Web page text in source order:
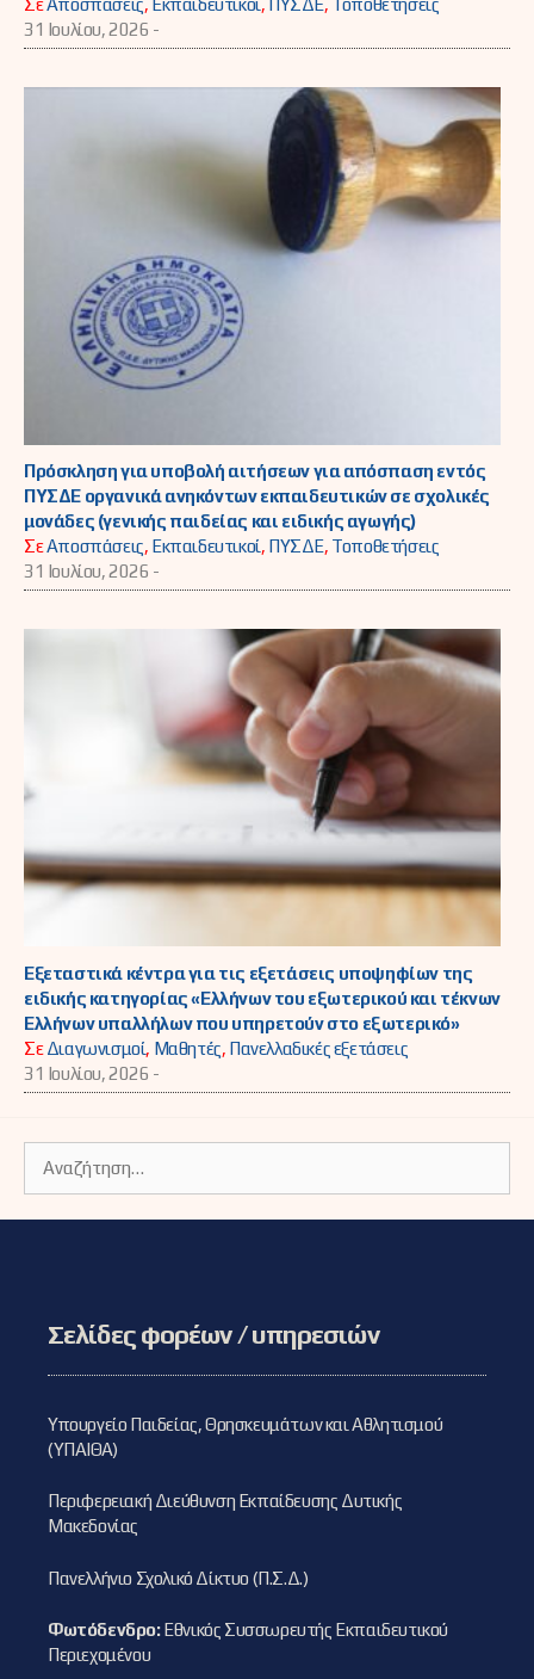
31 Ιουλίου, 2026 -
Πρόσκληση για υποβολή αιτήσεων για απόσπαση εντός
ΠΥΣΔΕ οργανικά ανηκόντων εκπαιδευτικών σε σχολικές
μονάδες (γενικής παιδείας και ειδικής αγωγής)
ΣεΑποσπάσεις, Εκπαιδευτικοί, ΠΥΣΔΕ, Τοποθετήσεις
31 Ιουλίου, 2026 -
Εξεταστικά κέντρα για τις εξετάσεις υποψηφίων της
ειδικής κατηγορίας «Ελλήνων του εξωτερικού και τέκνων
Ελλήνων υπαλλήλων που υπηρετούν στο εξωτερικό»
ΣεΔιαγωνισμοί, Μαθητές, Πανελλαδικές εξετάσεις
31 Ιουλίου, 2026 -
για:
Σελίδες φορέων / υπηρεσιών
Υπουργείο Παιδείας, Θρησκευμάτων και Αθλητισμού
(ΥΠΑΙΘΑ)
Περιφερειακή Διεύθυνση Εκπαίδευσης Δυτικής
Μακεδονίας
Πανελλήνιο Σχολικό Δίκτυο (Π.Σ.Δ.)
Φωτόδενδρο:Εθνικός Συσσωρευτής Εκπαιδευτικού
Περιεχομένου